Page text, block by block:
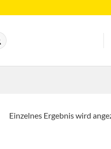
Einzelnes Ergebnis wird